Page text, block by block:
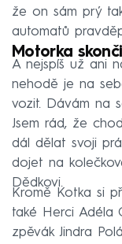
že on sám prý
automatů
Motorka
A nejspíš už ani
nehodě je na
vozit. Dávám na
Jsem rád, že
dál dělat svoji
dojet na
Dědkovi.
Kromě Kotka si
také Herci Adéla
zpěvák Jindra